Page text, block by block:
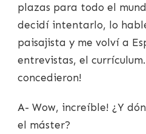
plazas para todo el
decidí intentarlo, lo
paisajista y me volví a
entrevistas, el
concedieron!
A- Wow, increíble! ¿Y
el máster?